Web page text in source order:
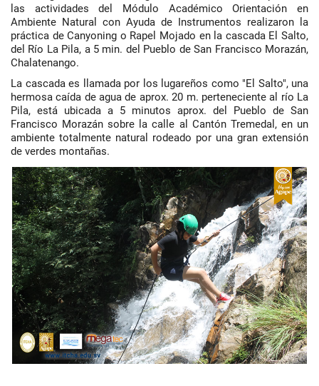
las actividades del Módulo Académico Orientación en
Ambiente Natural con Ayuda de Instrumentos realizaron la
práctica de Canyoning o Rapel Mojado en la cascada El Salto,
del Río La Pila, a 5 min. del Pueblo de San Francisco Morazán,
Chalatenango.
La cascada es llamada por los lugareños como "El Salto", una
hermosa caída de agua de aprox. 20 m. perteneciente al río La
Pila, está ubicada a 5 minutos aprox. del Pueblo de San
Francisco Morazán sobre la calle al Cantón Tremedal, en un
ambiente totalmente natural rodeado por una gran extensión
de verdes montañas.